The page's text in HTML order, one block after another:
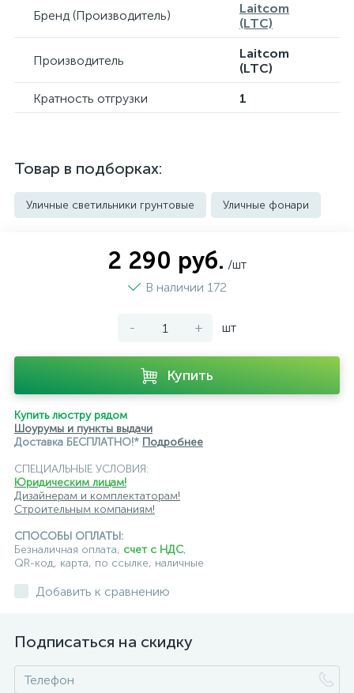
Бренд (Производитель)
Laitcom
(LTC)
Производитель
Laitcom
(LTC)
Кратность отгрузки
1
Товар в подборках:
Уличные светильники грунтовые Уличные фонари
2 290 руб. /шт
В наличии 172
- + шт
Купить
Купить люстру рядом
Шоурумы и пункты выдачи
Доставка БЕСПЛАТНО!* Подробнее
СПЕЦИАЛЬНЫЕ УСЛОВИЯ:
Юридическим лицам!
Дизайнерам и комплектаторам!
Строительным компаниям!
СПОСОБЫ ОПЛАТЫ:
Безналичная оплата, счет с НДС,
QR-код, карта, по ссылке, наличные
Добавить к сравнению
Подписаться на скидку